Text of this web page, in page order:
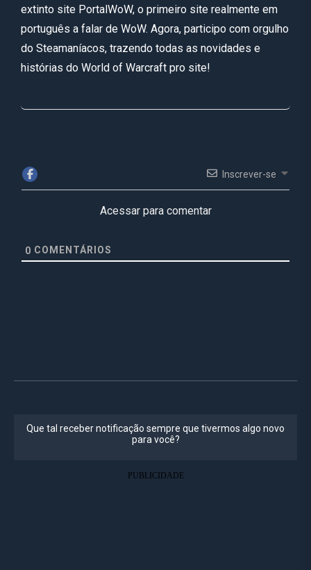
extinto site PortalWoW, o primeiro site realmente em
português a falar de WoW. Agora, participo com orgulho
do Steamaníacos, trazendo todas as novidades e
histórias do World of Warcraft pro site!
Inscrever-se
Acessar para comentar
0 COMENTÁRIOS